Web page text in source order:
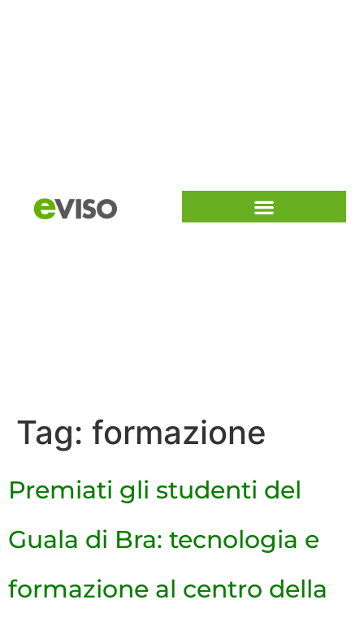
Tag: formazione
Premiati gli studenti del
Guala di Bra: tecnologia e
formazione al centro della